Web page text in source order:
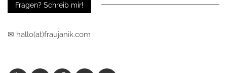
Fragen? Schreib mir!
✉ hallo(at)fraujanik.com